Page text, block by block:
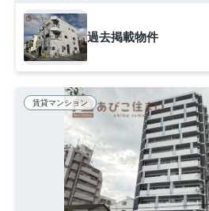
過去掲載物件
賃貸マンション